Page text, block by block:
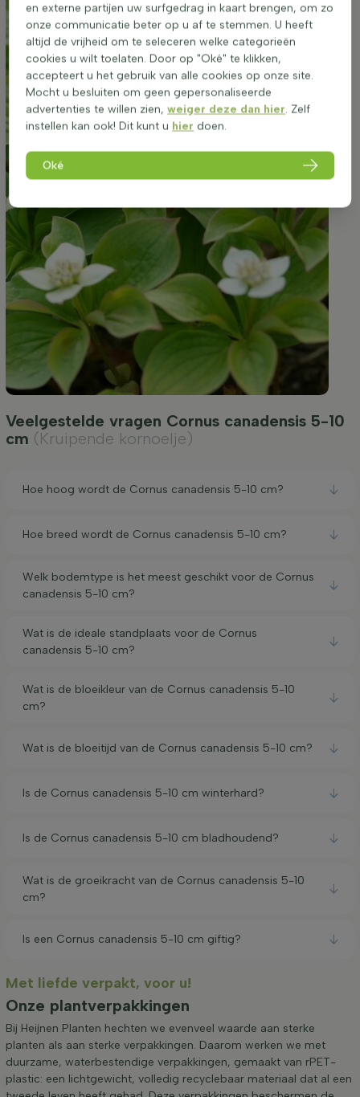
Veelgestelde vragen Cornus canadensis 5-10
cm (Kruipende kornoelje)
Hoe hoog wordt de Cornus canadensis 5-10 cm?
Hoe breed wordt de Cornus canadensis 5-10 cm?
Welk bodemtype is het meest geschikt voor de Cornus
canadensis 5-10 cm?
Wat is de ideale standplaats voor de Cornus
canadensis 5-10 cm?
Wat is de bloeikleur van de Cornus canadensis 5-10
cm?
Wat is de bloeitijd van de Cornus canadensis 5-10 cm?
Is de Cornus canadensis 5-10 cm winterhard?
Is de Cornus canadensis 5-10 cm bladhoudend?
Wat is de groeikracht van de Cornus canadensis 5-10
cm?
Is een Cornus canadensis 5-10 cm giftig?
Met liefde verpakt, voor u!
Onze plantverpakkingen
Bij Heijnen Planten hechten we evenveel waarde aan sterke
planten als aan sterke verpakkingen. Daarom werken we met
duurzame, waterbestendige verpakkingen, gemaakt van rPET-
plastic: een lichtgewicht, volledig recyclebaar materiaal dat al een
en externe partijen uw surfgedrag in kaart brengen, om zo
onze communicatie beter op u af te stemmen. U heeft
altijd de vrijheid om te seleceren welke categorieën
cookies u wilt toelaten. Door op "Oké" te klikken,
accepteert u het gebruik van alle cookies op onze site.
Mocht u besluiten om geen gepersonaliseerde
advertenties te willen zien,weiger deze dan hier. Zelf
instellen kan ook! Dit kunt u hier doen.
Oké